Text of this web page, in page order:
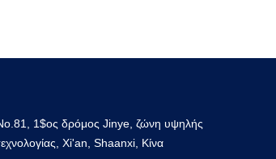
1$ος δρόμος Jinye, ζώνη υψηλής
Xi'an, Shaanxi, Κίνα